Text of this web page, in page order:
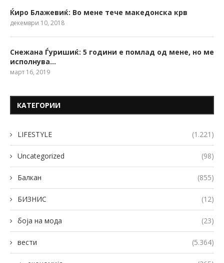
Ќиро Блажевиќ: Во мене тече македонска крв
декември 10, 2018
Снежана Ѓуришиќ: 5 години е помлад од мене, но ме
исполнува…
март 16, 2019
КАТЕГОРИИ
LIFESTYLE (1.221)
Uncategorized (98)
Балкан (855)
БИЗНИС (12)
боја на мода (23)
вести (5.364)